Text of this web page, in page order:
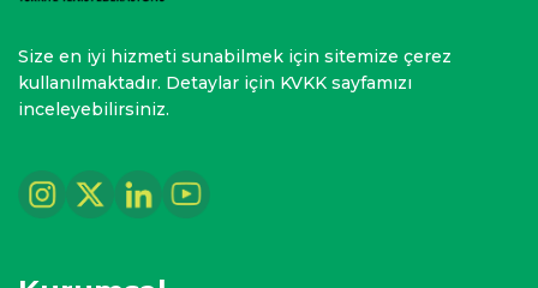
Size en iyi hizmeti sunabilmek için sitemize çerez
kullanılmaktadır. Detaylar için KVKK sayfamızı
inceleyebilirsiniz.